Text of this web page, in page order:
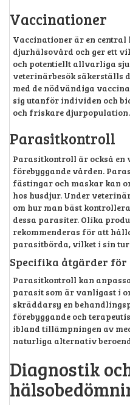
Vaccinationer
Vaccinationer är en central
djurhälsovård och ger ett
och potentiellt allvarliga
veterinärbesök säkerställs
med de nödvändiga
sig utanför individen och
och friskare djurpopulation.
Parasitkontroll
Parasitkontroll är också en
förebyggande vården.
fästingar och maskar kan
hos husdjur. Under
om hur man bäst
dessa parasiter. Olika
rekommenderas för att
parasitbörda, vilket i sin
Specifika åtgärder
Parasitkontroll kan
parasit som är vanligast i
skräddarsy en
förebyggande och
ibland tillämpningen av
naturliga alternativ
Diagnostik